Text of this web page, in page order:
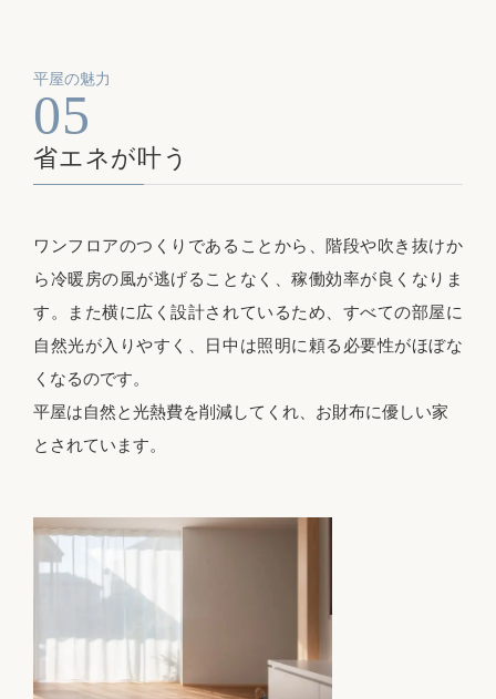
平屋の魅力
05
省エネが叶う
ワンフロアのつくりであることから、階段や吹き抜けか
ら冷暖房の風が逃げることなく、稼働効率が良くなりま
す。また横に広く設計されているため、すべての部屋に
自然光が入りやすく、日中は照明に頼る必要性がほぼな
くなるのです。
平屋は自然と光熱費を削減してくれ、お財布に優しい家
とされています。